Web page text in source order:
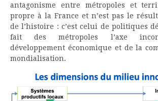
antagonisme entre métropoles et
propre à la France et n’est pas le
de l’histoire : c’est celui de politiques
fait des métropoles l’axe
développement économique et de la
mondialisation.